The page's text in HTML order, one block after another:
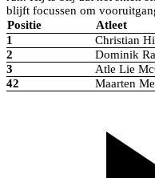
blijft focussen om
Positie
Atleet
1
Christian
2
Dominik
3
Atle Lie
42
Maarten